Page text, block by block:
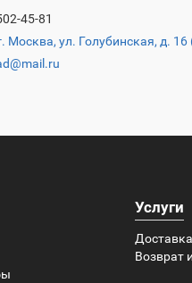
45-81
Москва, ул. Голубинская, д.
Услуги
Возврат